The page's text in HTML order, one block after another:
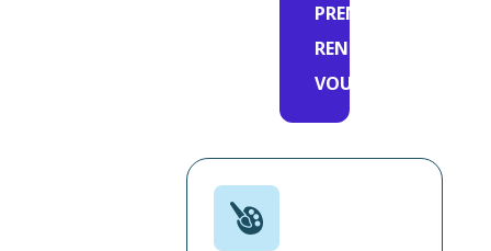
PRENDRE
RENDEZ-
VOUS